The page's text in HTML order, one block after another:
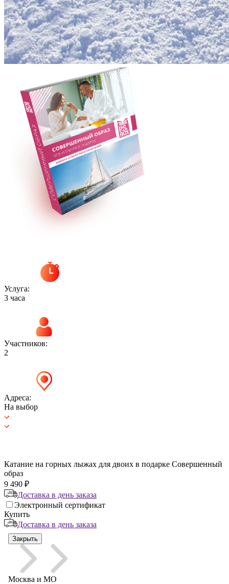
Услуга:
3 часа
Участников:
2
Адреса:
На выбор
Катание на горных лыжах для двоих в подарке Совершенный
образ
9 490 ₽
Доставка в день заказа
Электронный сертификат
Купить
Доставка в день заказа